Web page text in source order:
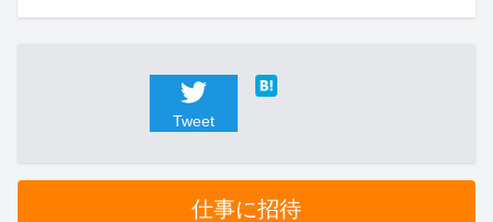
Tweet
仕事に招待